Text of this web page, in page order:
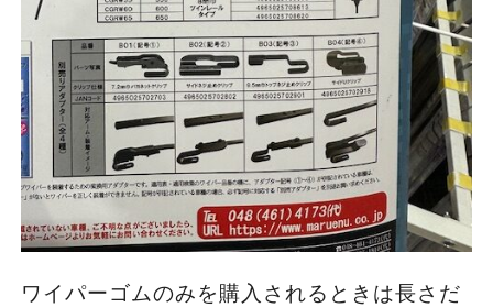
ワイパーゴムのみを購入されるときは長さだ